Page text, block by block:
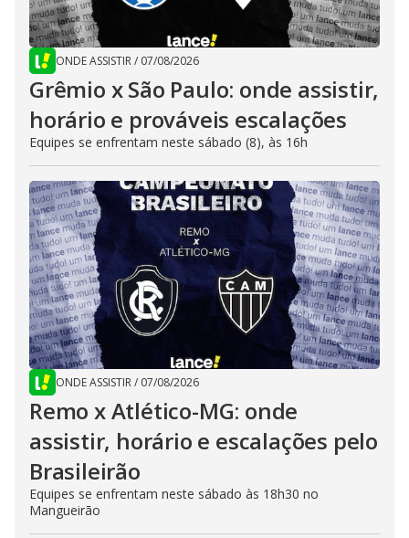
ONDE ASSISTIR/ 07/08/2026
Grêmio x São Paulo: onde assistir,
horário e prováveis escalações
Equipes se enfrentam neste sábado (8), às 16h
ONDE ASSISTIR/ 07/08/2026
Remo x Atlético-MG: onde
assistir, horário e escalações pelo
Brasileirão
Equipes se enfrentam neste sábado às 18h30 no
Mangueirão